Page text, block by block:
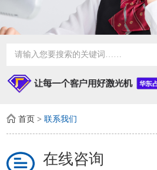
首页 >联系我们
在线咨询